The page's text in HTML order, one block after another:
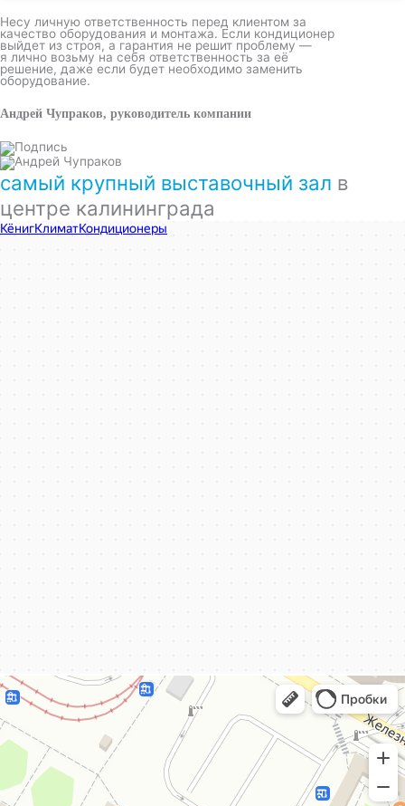
Несу личную ответственность перед клиентом за
качество оборудования и монтажа. Если кондиционер
выйдет из строя, а гарантия не решит проблему —
я лично возьму на себя ответственность за её
решение, даже если будет необходимо заменить
оборудование.
Андрей Чупраков, руководитель компании
самый крупный выставочный зал в
центре калининграда
КёнигКлимат
Кондиционеры в Калининграде
КёнигКлимат
Кондиционеры в Калининграде
Установка кондиционеров в Калининграде